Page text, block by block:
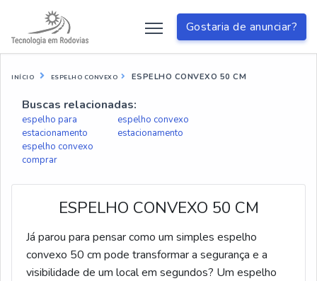
Gostaria de anunciar?
INÍCIO ESPELHO CONVEXO ESPELHO CONVEXO 50 CM
Buscas relacionadas:
espelho para
estacionamento
espelho convexo
estacionamento
espelho convexo
comprar
ESPELHO CONVEXO 50 CM
Já parou para pensar como um simples espelho
convexo 50 cm pode transformar a segurança e a
visibilidade de um local em segundos? Um espelho